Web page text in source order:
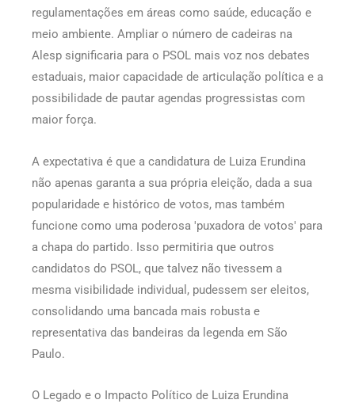
regulamentações em áreas como saúde, educação e
meio ambiente. Ampliar o número de cadeiras na
Alesp significaria para o PSOL mais voz nos debates
estaduais, maior capacidade de articulação política e a
possibilidade de pautar agendas progressistas com
maior força.
A expectativa é que a candidatura de Luiza Erundina
não apenas garanta a sua própria eleição, dada a sua
popularidade e histórico de votos, mas também
funcione como uma poderosa 'puxadora de votos' para
a chapa do partido. Isso permitiria que outros
candidatos do PSOL, que talvez não tivessem a
mesma visibilidade individual, pudessem ser eleitos,
consolidando uma bancada mais robusta e
representativa das bandeiras da legenda em São
Paulo.
O Legado e o Impacto Político de Luiza Erundina